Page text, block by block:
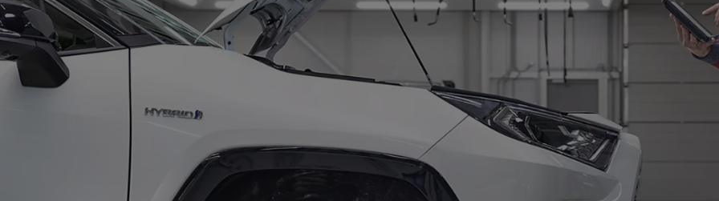
TOYOTA C-HR
HYBRIDE OU HYBRIDE RECHARGEABLE
Disponible rapidement